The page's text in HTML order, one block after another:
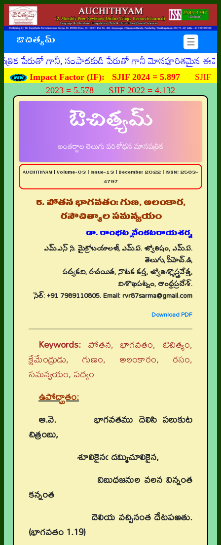
ఔచిత్యమ్ ☰
గానీ, సంపాదకుడి పేరుతో గానీ మోసపూరితమైన ఈమెయిళ్ళు,
Impact Factor (IF): SJIF 2024 = 5.897 SJIF
2023 = 5.578 SJIF 2022 = 4.132
ఔచిత్యమ్
అంతర్జాల తెలుగు పరిశోధన మాసపత్రిక
AUCHITHYAM | Volume-03 | Issue-13 | December 2022 | ISSN: 2583-
4797
5. పోతన భాగవతం: గుణ, అలంకార,
రసౌచిత్యాల సమన్వయం
డా. రాంభట్ల వేంకటరాయశర్మ
ఎమ్.ఎస్ సి. మైక్రోబయాలజీ, ఎమ్.ఏ. జ్యోతిషం, ఎమ్.ఏ.
తెలుగు, పీహెచ్.డి,
పద్యకవి, రచయిత, నాటక కర్త, జ్యోతిశ్శాస్త్రవేత్త,
విశాఖపట్నం, ఆంధ్రప్రదేశ్.
సెల్: +91 7989110805. Email: rvr87sarma@gmail.com
Download PDF
Keywords: పోతన, భాగవతం, ఔచిత్యం,
క్షేమేంద్రుడు, గుణం, అలంకారం, రసం,
సమన్వయం, పద్యం
ఉపోద్ఘాతం:
ఆ.వె. భాగవతము దెలిసి పలుకుట
చిత్రంబు,
శూలికైనఁ దమ్మిచూలికైన,
విబుధజనుల వలన విన్నంత
కన్నంత
దెలియ వచ్చినంత దేటపఱతు.
(భాగవతం 1.19)